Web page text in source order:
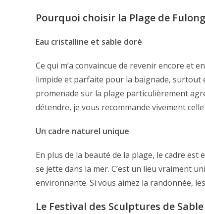
Pourquoi choisir la Plage de
Eau cristalline et sable doré
Ce qui m’a convaincue de revenir encore et
limpide et parfaite pour la baignade, surtout
promenade sur la plage particulièrement
détendre, je vous recommande vivement
Un cadre naturel unique
En plus de la beauté de la plage, le cadre
se jette dans la mer. C’est un lieu vraiment
environnante. Si vous aimez la randonnée,
Le Festival des Sculptures de